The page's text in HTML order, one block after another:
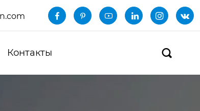
     
Контакты 